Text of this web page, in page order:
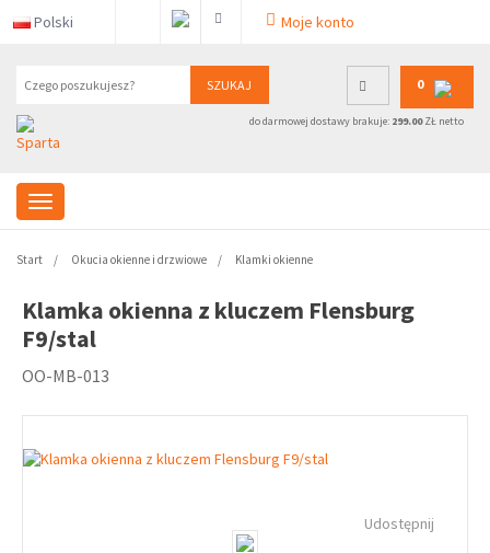
Polski Moje konto
SZUKAJ 0
do darmowej dostawy brakuje: 299.00ZŁ netto
Start Okucia okienne i drzwiowe Klamki okienne
Klamka okienna z kluczem Flensburg
F9/stal
OO-MB-013
Udostępnij